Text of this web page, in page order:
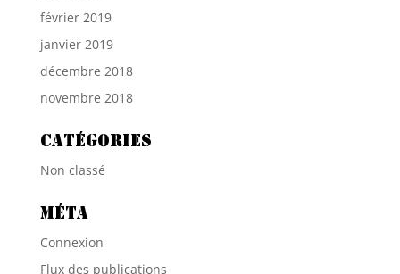
février 2019
janvier 2019
décembre 2018
novembre 2018
Catégories
Non classé
Méta
Connexion
Flux des publications